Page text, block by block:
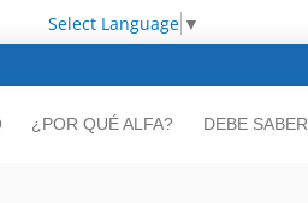
Select Language ▼
¿POR QUÉ ALFA? DEBE SABER